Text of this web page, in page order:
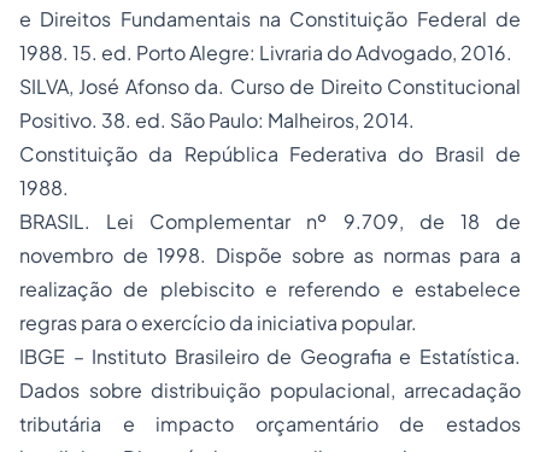
e Direitos Fundamentais na Constituição Federal de
1988. 15. ed. Porto Alegre: Livraria do Advogado, 2016.
SILVA, José Afonso da. Curso de Direito Constitucional
Positivo. 38. ed. São Paulo: Malheiros, 2014.
Constituição da República Federativa do Brasil de
1988.
BRASIL. Lei Complementar nº 9.709, de 18 de
novembro de 1998. Dispõe sobre as normas para a
realização de plebiscito e referendo e estabelece
regras para o exercício da iniciativa popular.
IBGE – Instituto Brasileiro de Geografia e Estatística.
Dados sobre distribuição populacional, arrecadação
tributária e impacto orçamentário de estados